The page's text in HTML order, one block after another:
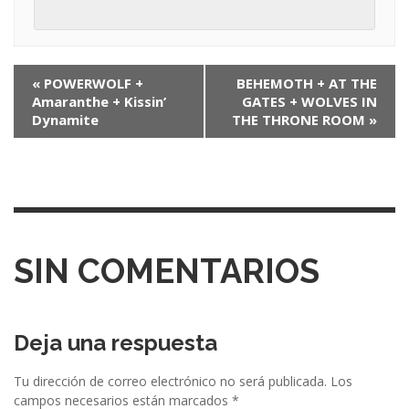
v
c
i
n
e
« POWERWOLF +
Amaranthe + Kissin’
Dynamite
BEHEMOTH + AT THE
GATES + WOLVES IN
THE THRONE ROOM »
SIN COMENTARIOS
Deja una respuesta
Tu dirección de correo electrónico no será publicada. Los
campos necesarios están marcados *